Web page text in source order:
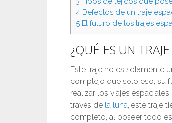
4 Defectos de un traje
5 El futuro de los trajes
¿QUÉ ES UN
Este traje no es solamente
complejo que solo eso, su
realizar los viajes
través de la luna, este traje
completo, al poseer todo